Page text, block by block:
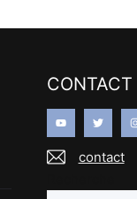
CONTACT
contact